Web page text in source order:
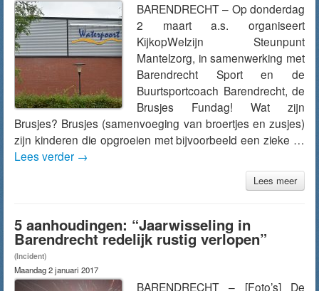
BARENDRECHT – Op donderdag
2 maart a.s. organiseert
KijkopWelzijn Steunpunt
Mantelzorg, in samenwerking met
Barendrecht Sport en de
Buurtsportcoach Barendrecht, de
Brusjes Fundag! Wat zijn
Brusjes? Brusjes (samenvoeging van broertjes en zusjes)
zijn kinderen die opgroeien met bijvoorbeeld een zieke …
Lees verder →
Lees meer
5 aanhoudingen: “Jaarwisseling in
Barendrecht redelijk rustig verlopen”
(Incident)
Maandag 2 januari 2017
BARENDRECHT – [Foto’s] De